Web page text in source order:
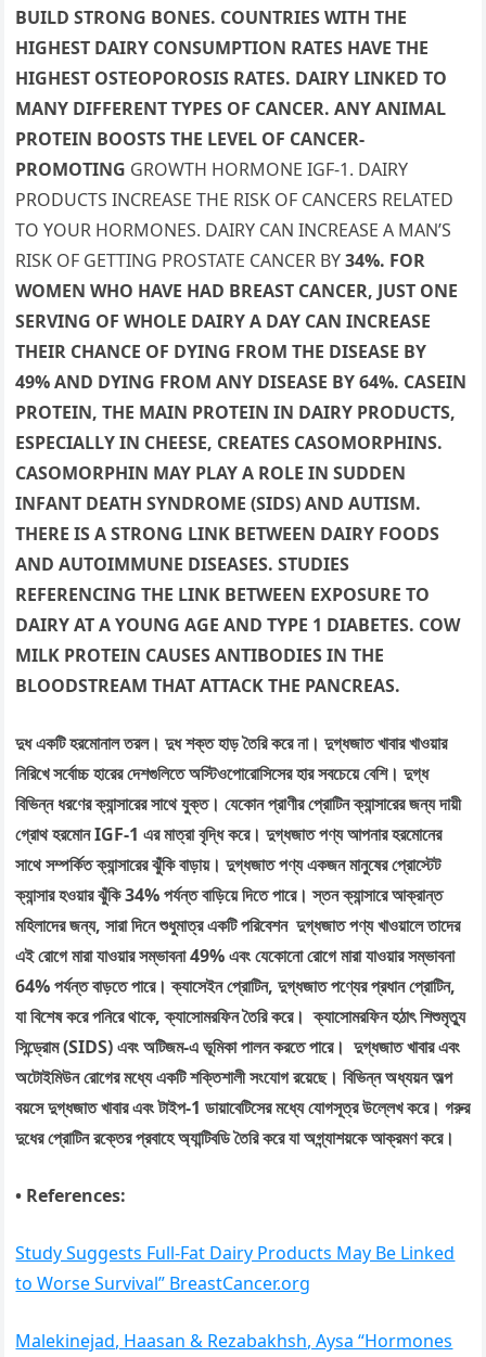
BUILD STRONG BONES. COUNTRIES WITHTHE
HIGHEST DAIRY CONSUMPTION RATES HAVE THE
HIGHEST OSTEOPOROSIS RATES. DAIRY LINKED TO
MANY DIFFERENT TYPES OF CANCER. ANYANIMAL
PROTEIN BOOSTS THE LEVEL OF CANCER-
PROMOTING GROWTH HORMONE IGF-1. DAIRY
PRODUCTS INCREASE THE RISK OF CANCERS RELATED
TO YOUR HORMONES. DAIRY CAN INCREASE A MAN’S
RISK OF GETTING PROSTATE CANCER BY34%. FOR
WOMEN WHO HAVE HAD BREAST CANCER, JUST ONE
SERVING OF WHOLE DAIRYA DAY CANINCREASE
THEIR CHANCE OF DYING FROM THE DISEASE BY
49%AND DYING FROM ANY DISEASE BY64%. CASEIN
PROTEIN, THE MAIN PROTEIN IN DAIRY PRODUCTS,
ESPECIALLY IN CHEESE, CREATES CASOMORPHINS.
CASOMORPHIN MAY PLAY A ROLE INSUDDEN
INFANT DEATH SYNDROME (SIDS) AND AUTISM.
THERE IS ASTRONG LINK BETWEEN DAIRY FOODS
ANDAUTOIMMUNE DISEASES. STUDIES
REFERENCING THE LINK BETWEEN EXPOSURE TO
DAIRY AT A YOUNG AGE ANDTYPE 1 DIABETES. COW
MILK PROTEIN CAUSESANTIBODIESIN THE
BLOODSTREAM THATATTACK THE PANCREAS.
দুধ একটি হরমোনাল তরল। দুধ শক্ত হাড় তৈরি করে না। দুগ্ধজাত খাবার খাওয়ার
নিরিখে সর্বোচ্চ হারের দেশগুলিতে অস্টিওপোরোসিসের হার সবচেয়ে বেশি। দুগ্ধ
বিভিন্ন ধরণের ক্যান্সারের সাথে যুক্ত। যেকোন প্রাণীর প্রোটিন ক্যান্সারের জন্য দায়ী
গ্রোথ হরমোন IGF-1 এর মাত্রা বৃদ্ধি করে। দুগ্ধজাত পণ্য আপনার হরমোনের
সাথে সম্পর্কিত ক্যান্সারের ঝুঁকি বাড়ায়। দুগ্ধজাত পণ্য একজন মানুষের প্রোস্টেট
ক্যান্সার হওয়ার ঝুঁকি 34% পর্যন্ত বাড়িয়ে দিতে পারে। স্তন ক্যান্সারে আক্রান্ত
মহিলাদের জন্য, সারা দিনে শুধুমাত্র একটি পরিবেশন দুগ্ধজাত পণ্য খাওয়ালে তাদের
এই রোগে মারা যাওয়ার সম্ভাবনা 49% এবং যেকোনো রোগে মারা যাওয়ার সম্ভাবনা
64% পর্যন্ত বাড়তে পারে। ক্যাসেইন প্রোটিন, দুগ্ধজাত পণ্যের প্রধান প্রোটিন,
যা বিশেষ করে পনিরে থাকে, ক্যাসোমরফিন তৈরি করে। ক্যাসোমরফিন হঠাৎ শিশুমৃত্যু
সিন্ড্রোম (SIDS) এবং অটিজম-এ ভূমিকা পালন করতে পারে। দুগ্ধজাত খাবার এবং
অটোইমিউন রোগের মধ্যে একটি শক্তিশালী সংযোগ রয়েছে। বিভিন্ন অধ্যয়ন অল্প
বয়সে দুগ্ধজাত খাবার এবং টাইপ-1 ডায়াবেটিসের মধ্যে যোগসূত্র উল্লেখ করে। গরুর
দুধের প্রোটিন রক্তের প্রবাহে অ্যান্টিবডি তৈরি করে যা অগ্ন্যাশয়কে আক্রমণ করে।
• References:
Study Suggests Full-Fat Dairy Products May Be Linked
to Worse Survival” BreastCancer.org
Malekinejad, Haasan & Rezabakhsh, Aysa “Hormones